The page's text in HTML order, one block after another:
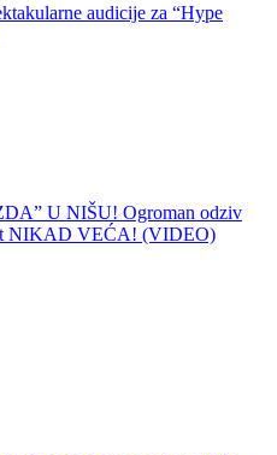
audicije za “Hype
U NIŠU! Ogroman odziv
NIKAD VEĆA! (VIDEO)